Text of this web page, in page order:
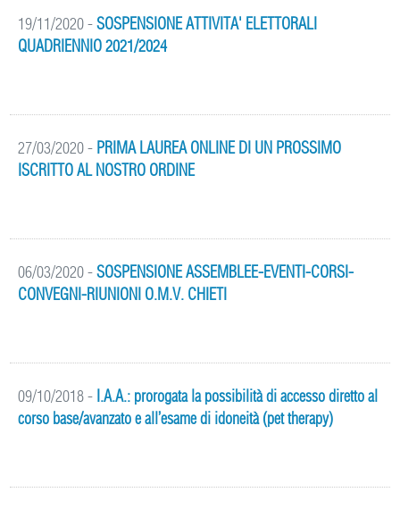
19/11/2020-SOSPENSIONE ATTIVITA' ELETTORALI
QUADRIENNIO 2021/2024
27/03/2020- PRIMA LAUREA ONLINE DI UN PROSSIMO
ISCRITTO AL NOSTRO ORDINE
06/03/2020-SOSPENSIONE ASSEMBLEE-EVENTI-CORSI-
CONVEGNI-RIUNIONI O.M.V. CHIETI
09/10/2018- I.A.A.: prorogata la possibilità di accesso diretto al
corso base/avanzato e all’esame di idoneità (pet therapy)